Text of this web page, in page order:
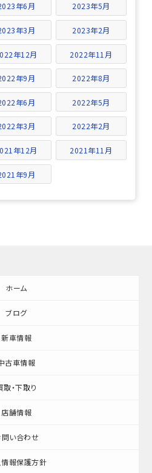
年6月 2023年5月
年3月 2023年2月
年12月 2022年11月
年9月 2022年8月
年6月 2022年5月
年3月 2022年2月
年12月 2021年11月
年9月
ホーム
ブログ
新車情報
古車情報
取・下取り
店舗情報
問い合わせ
報保護方針